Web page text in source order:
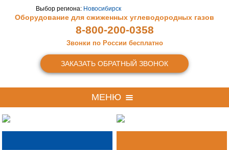
Выбор региона: Новосибирск
Оборудование для сжиженных углеводородных газов
8-800-200-0358
Звонки по России бесплатно
ЗАКАЗАТЬ ОБРАТНЫЙ ЗВОНОК
МЕНЮ